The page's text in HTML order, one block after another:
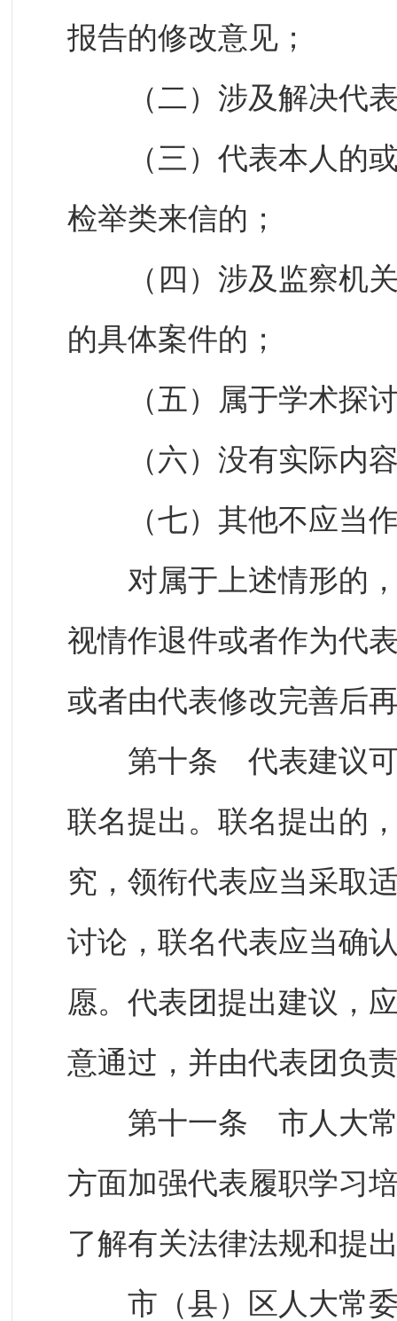
报告的修改意见；
（二）涉及解决代表
（三）代表本人的或
检举类来信的；
（四）涉及监察机关
的具体案件的；
（五）属于学术探讨
（六）没有实际内
（七）其他不应当作
对属于上述情形的，
视情作退件或者作为代
或者由代表修改完善后
第十条 代表建议可
联名提出。联名提出的
究，领衔代表应当采取
讨论，联名代表应当确
愿。代表团提出建议，
意通过，并由代表团负
第十一条 市人大常
方面加强代表履职学习
了解有关法律法规和提
市（县）区人大常委